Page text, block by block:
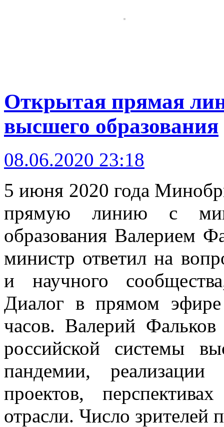
Открытая прямая
высшего образования
08.06.2020 23:18
5 июня 2020 года
прямую линию с
образования Валерием
министр ответил на
и научного
Диалог в прямом
часов. Валерий
российской системы
пандемии, реализации
проектов,
отрасли. Число зрителей